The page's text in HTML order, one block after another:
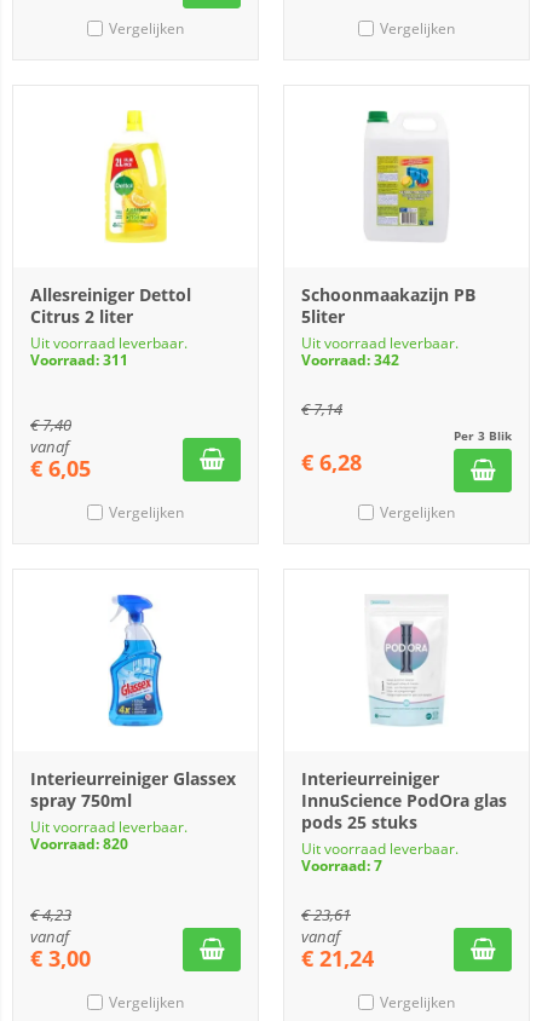
Vergelijken Vergelijken
Allesreiniger Dettol
Citrus 2 liter
Uit voorraad leverbaar.
Voorraad: 311
€7,40
vanaf
€ 6,05
Vergelijken
Schoonmaakazijn PB
5liter
Uit voorraad leverbaar.
Voorraad: 342
€7,14
Per 3 Blik
€ 6,28
Vergelijken
Interieurreiniger Glassex
spray 750ml
Uit voorraad leverbaar.
Voorraad: 820
€4,23
vanaf
€ 3,00
Vergelijken
Interieurreiniger
InnuScience PodOra glas
pods 25 stuks
Uit voorraad leverbaar.
Voorraad: 7
€23,61
vanaf
€ 21,24
Vergelijken